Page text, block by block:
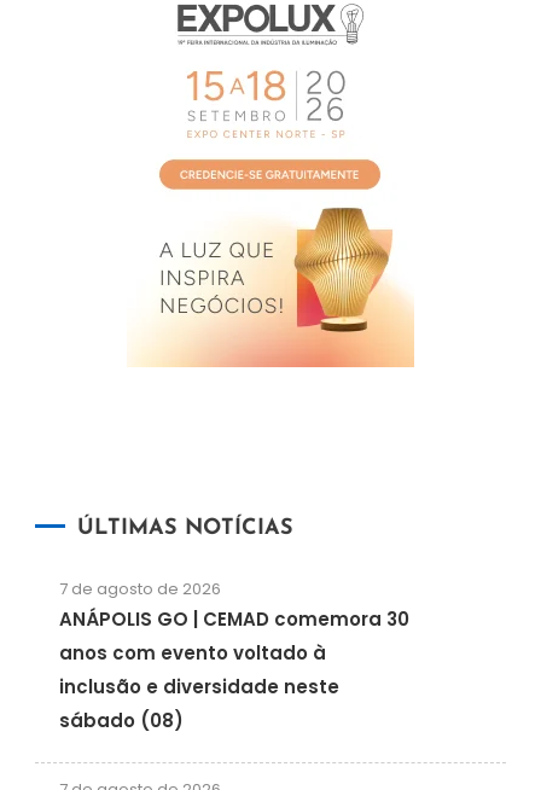
ÚLTIMAS NOTÍCIAS
7 de agosto de 2026
ANÁPOLIS GO | CEMAD comemora 30
anos com evento voltado à
inclusão e diversidade neste
sábado (08)